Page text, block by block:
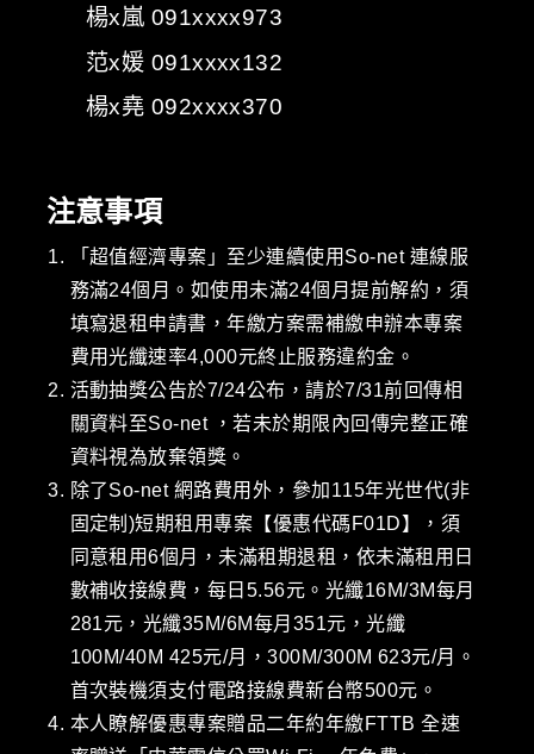
楊x嵐 091xxxx973
范x媛 091xxxx132
楊x堯 092xxxx370
注意事項
「超值經濟專案」至少連續使用So-net 連線服
務滿24個月。如使用未滿24個月提前解約，須
填寫退租申請書，年繳方案需補繳申辦本專案
費用光纖速率4,000元終止服務違約金。
活動抽獎公告於7/24公布，請於7/31前回傳相
關資料至So-net ，若未於期限內回傳完整正確
資料視為放棄領獎。
除了So-net 網路費用外，參加115年光世代(非
固定制)短期租用專案【優惠代碼F01D】，須
同意租用6個月，未滿租期退租，依未滿租用日
數補收接線費，每日5.56元。光纖16M/3M每月
281元，光纖35M/6M每月351元，光纖
100M/40M 425元/月，300M/300M 623元/月。
首次裝機須支付電路接線費新台幣500元。
本人瞭解優惠專案贈品二年約年繳FTTB 全速